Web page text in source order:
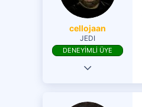
ANKARA
cellojaan
JEDI
DENEYİMLİ ÜYE
20 Eki 2017